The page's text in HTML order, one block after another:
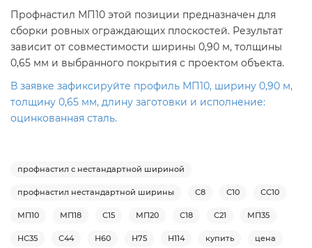
Профнастил МП10 этой позиции предназначен для
сборки ровных ограждающих плоскостей. Результат
зависит от совместимости ширины 0,90 м, толщины
0,65 мм и выбранного покрытия с проектом объекта.
В заявке зафиксируйте профиль МП10, ширину 0,90 м,
толщину 0,65 мм, длину заготовки и исполнение:
оцинкованная сталь.
профнастил с нестандартной шириной
профнастил нестандартной ширины С8 С10 СС10
МП10 МП18 С15 МП20 С18 С21 МП35
НС35 С44 Н60 Н75 Н114 купить цена